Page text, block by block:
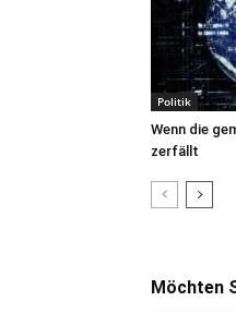
Politik
Wenn die
zerfällt
Möchten